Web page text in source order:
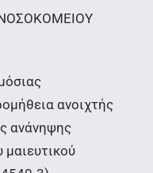
ανοιχτής
ανάνηψης